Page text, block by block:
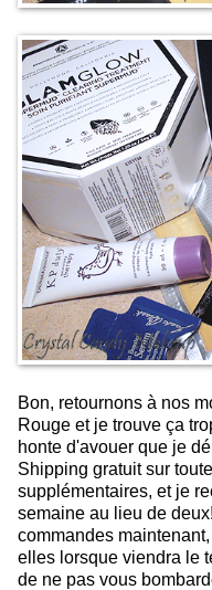
Bon, retournons à nos
Rouge et je trouve ça
honte d'avouer que je
Shipping gratuit sur
supplémentaires, et je
semaine au lieu de
commandes
elles lorsque viendra le
de ne pas vous